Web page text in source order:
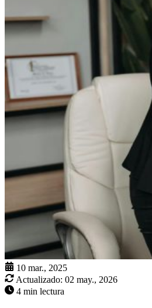
10 mar., 2025
Actualizado: 02 may., 2026
4 min lectura